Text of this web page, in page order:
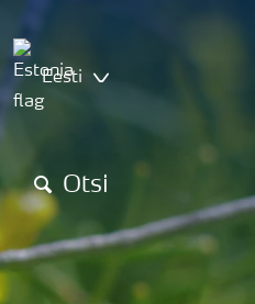
Eesti
Otsi